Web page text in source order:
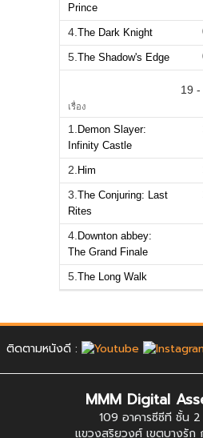
Prince
4. The Dark Knight
5. The Shadow's Edge
19
เรื่อง
1. Demon Slayer:
Infinity Castle
2. Him
3. The Conjuring: Last
Rites
4. Downton abbey:
The Grand Finale
5. The Long Walk
ติดตามหนังดี :
MMM Digital
109 อาคารซีซีที ชั้น
แขวงสุริยวงศ์ เขตบางรัก